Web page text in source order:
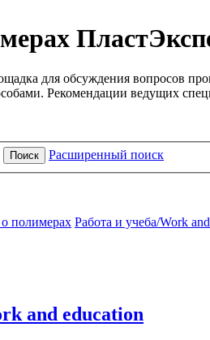
для обсуждения вопросов
Рекомендации ведущих
Поиск Расширенный поиск
полимерах Работа и учеба/Work
and education